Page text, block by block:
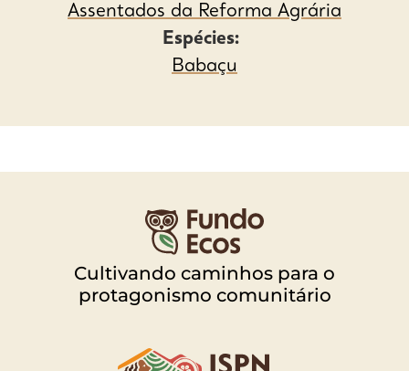
Assentados da Reforma Agrária
Espécies:
Babaçu
Cultivando caminhos para o
protagonismo comunitário